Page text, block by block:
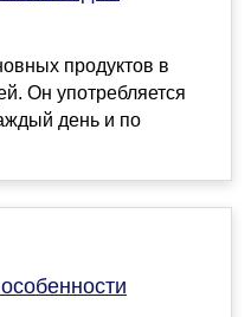
продуктов в
Он употребляется
день и по